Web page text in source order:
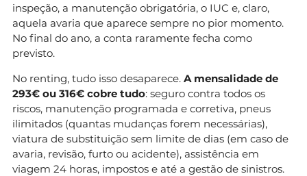
inspeção, a manutenção obrigatória, o IUC e, claro,
aquela avaria que aparece sempre no pior momento.
No final do ano, a conta raramente fecha como
previsto.
No renting, tudo isso desaparece. A mensalidade de
293€ ou 316€ cobre tudo: seguro contra todos os
riscos, manutenção programada e corretiva, pneus
ilimitados (quantas mudanças forem necessárias),
viatura de substituição sem limite de dias (em caso de
avaria, revisão, furto ou acidente), assistência em
viagem 24 horas, impostos e até a gestão de sinistros.